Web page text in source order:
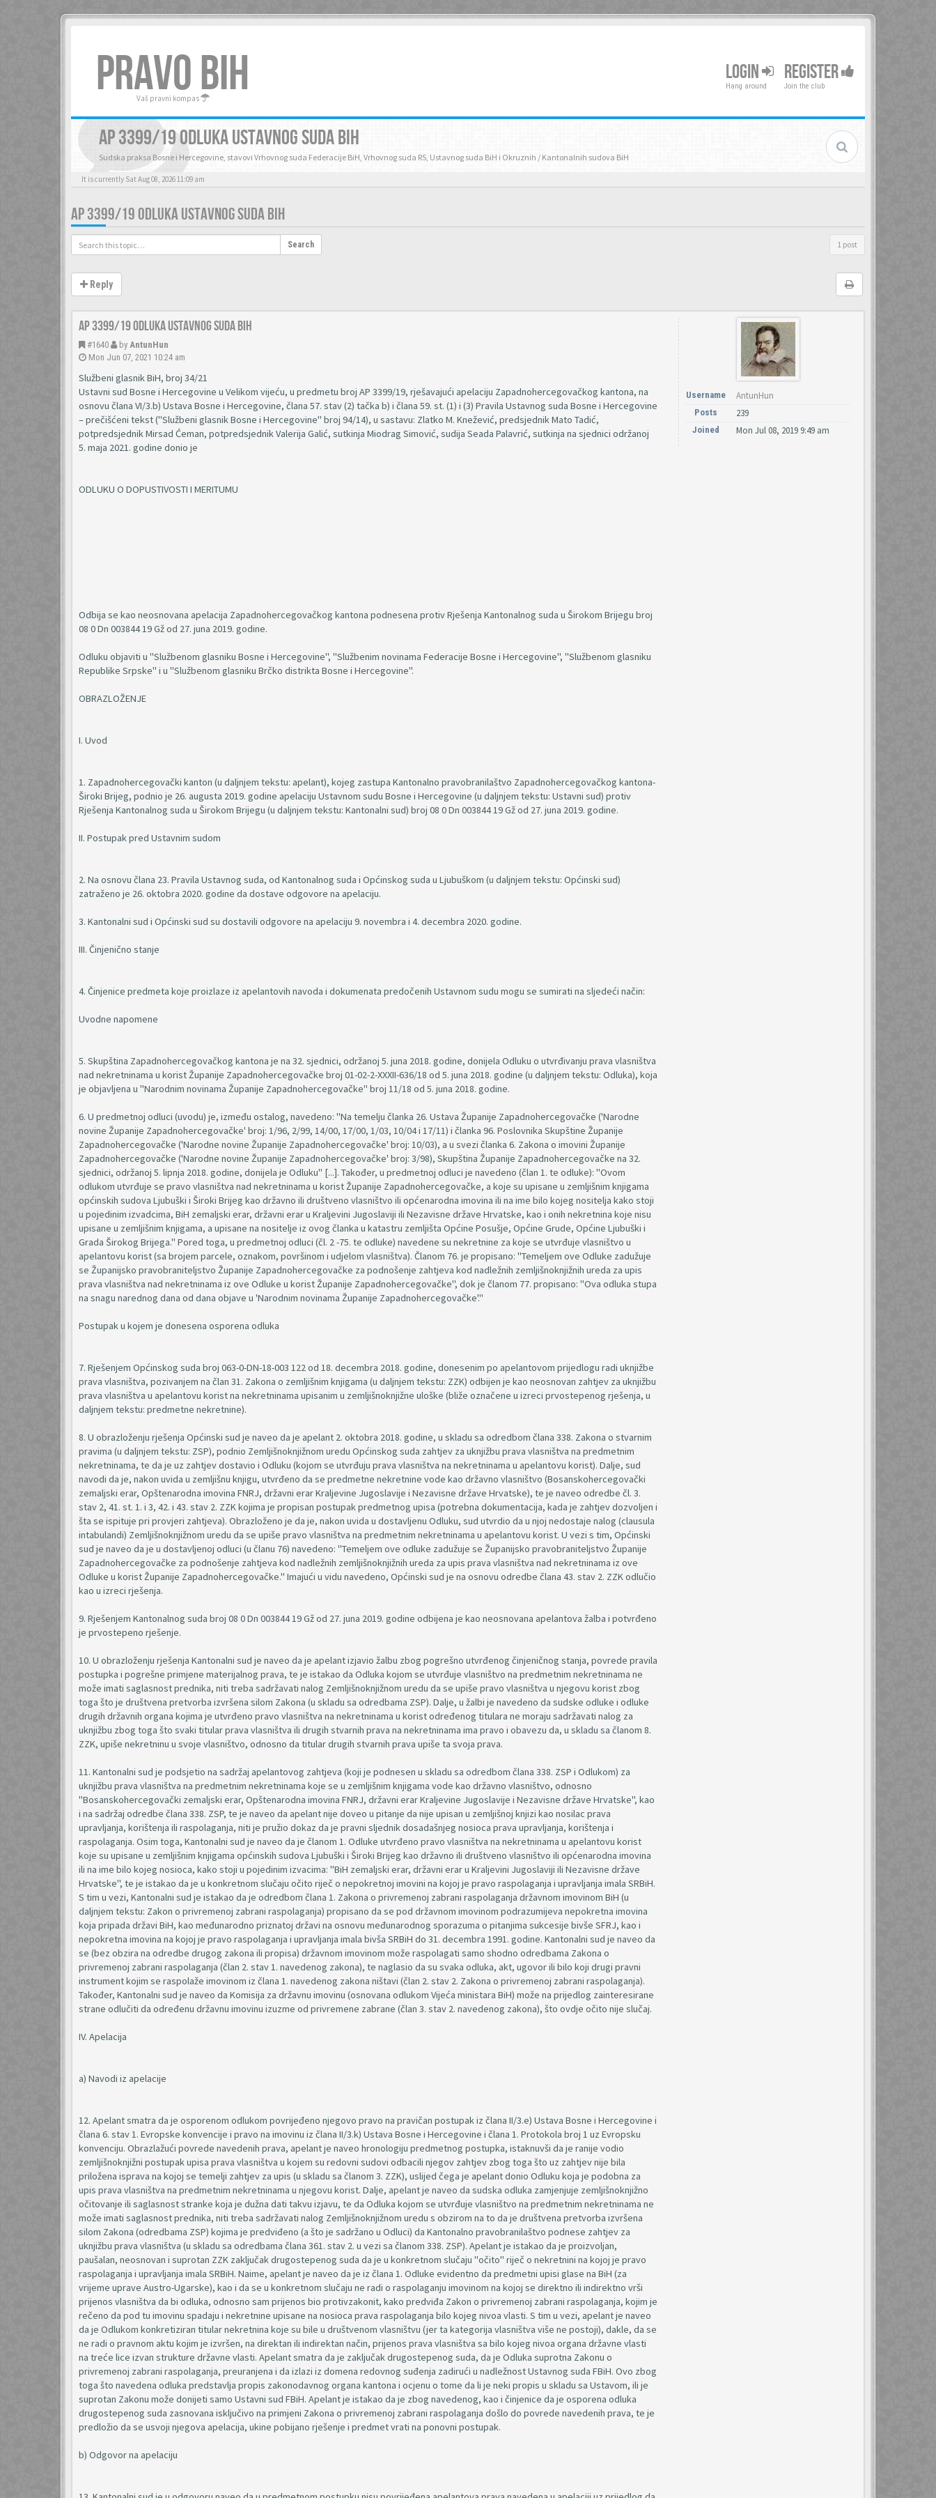
PRAVO BIH
Vaš pravni kompas
LOGIN
Hang around
REGISTER
Join the club
AP 3399/19 ODLUKA USTAVNOG SUDA BIH
Sudska praksa Bosne i Hercegovine, stavovi Vrhovnog suda Federacije BiH, Vrhovnog suda RS, Ustavnog suda BiH i Okruznih / Kantonalnih sudova BiH
It is currently Sat Aug 08, 2026 11:09 am
AP 3399/19 ODLUKA USTAVNOG SUDA BIH
Search 1 post
Reply
AP 3399/19 Odluka Ustavnog suda BiH
#1640 by AntunHun
Mon Jun 07, 2021 10:24 am
Službeni glasnik BiH, broj 34/21
Ustavni sud Bosne i Hercegovine u Velikom vijeću, u predmetu broj AP 3399/19, rješavajući apelaciju Zapadnohercegovačkog kantona, na
osnovu člana VI/3.b) Ustava Bosne i Hercegovine, člana 57. stav (2) tačka b) i člana 59. st. (1) i (3) Pravila Ustavnog suda Bosne i Hercegovine
– prečišćeni tekst ("Službeni glasnik Bosne i Hercegovine" broj 94/14), u sastavu: Zlatko M. Knežević, predsjednik Mato Tadić,
potpredsjednik Mirsad Ćeman, potpredsjednik Valerija Galić, sutkinja Miodrag Simović, sudija Seada Palavrić, sutkinja na sjednici održanoj
5. maja 2021. godine donio je
ODLUKU O DOPUSTIVOSTI I MERITUMU
Odbija se kao neosnovana apelacija Zapadnohercegovačkog kantona podnesena protiv Rješenja Kantonalnog suda u Širokom Brijegu broj
08 0 Dn 003844 19 Gž od 27. juna 2019. godine.
Odluku objaviti u "Službenom glasniku Bosne i Hercegovine", "Službenim novinama Federacije Bosne i Hercegovine", "Službenom glasniku
Republike Srpske" i u "Službenom glasniku Brčko distrikta Bosne i Hercegovine".
OBRAZLOŽENJE
I. Uvod
1. Zapadnohercegovački kanton (u daljnjem tekstu: apelant), kojeg zastupa Kantonalno pravobranilaštvo Zapadnohercegovačkog kantona-
Široki Brijeg, podnio je 26. augusta 2019. godine apelaciju Ustavnom sudu Bosne i Hercegovine (u daljnjem tekstu: Ustavni sud) protiv
Rješenja Kantonalnog suda u Širokom Brijegu (u daljnjem tekstu: Kantonalni sud) broj 08 0 Dn 003844 19 Gž od 27. juna 2019. godine.
II. Postupak pred Ustavnim sudom
2. Na osnovu člana 23. Pravila Ustavnog suda, od Kantonalnog suda i Općinskog suda u Ljubuškom (u daljnjem tekstu: Općinski sud)
zatraženo je 26. oktobra 2020. godine da dostave odgovore na apelaciju.
3. Kantonalni sud i Općinski sud su dostavili odgovore na apelaciju 9. novembra i 4. decembra 2020. godine.
III. Činjenično stanje
4. Činjenice predmeta koje proizlaze iz apelantovih navoda i dokumenata predočenih Ustavnom sudu mogu se sumirati na sljedeći način:
Uvodne napomene
5. Skupština Zapadnohercegovačkog kantona je na 32. sjednici, održanoj 5. juna 2018. godine, donijela Odluku o utvrđivanju prava vlasništva
nad nekretninama u korist Županije Zapadnohercegovačke broj 01-02-2-XXXII-636/18 od 5. juna 2018. godine (u daljnjem tekstu: Odluka), koja
je objavljena u "Narodnim novinama Županije Zapadnohercegovačke" broj 11/18 od 5. juna 2018. godine.
6. U predmetnoj odluci (uvodu) je, između ostalog, navedeno: "Na temelju članka 26. Ustava Županije Zapadnohercegovačke ('Narodne
novine Županije Zapadnohercegovačke' broj: 1/96, 2/99, 14/00, 17/00, 1/03, 10/04 i 17/11) i članka 96. Poslovnika Skupštine Županije
Zapadnohercegovačke ('Narodne novine Županije Zapadnohercegovačke' broj: 10/03), a u svezi članka 6. Zakona o imovini Županije
Zapadnohercegovačke ('Narodne novine Županije Zapadnohercegovačke' broj: 3/98), Skupština Županije Zapadnohercegovačke na 32.
sjednici, održanoj 5. lipnja 2018. godine, donijela je Odluku" [...]. Također, u predmetnoj odluci je navedeno (član 1. te odluke): "Ovom
odlukom utvrđuje se pravo vlasništva nad nekretninama u korist Županije Zapadnohercegovačke, a koje su upisane u zemljišnim knjigama
općinskih sudova Ljubuški i Široki Brijeg kao državno ili društveno vlasništvo ili općenarodna imovina ili na ime bilo kojeg nositelja kako stoji
u pojedinim izvadcima, BiH zemaljski erar, državni erar u Kraljevini Jugoslaviji ili Nezavisne države Hrvatske, kao i onih nekretnina koje nisu
upisane u zemljišnim knjigama, a upisane na nositelje iz ovog članka u katastru zemljišta Općine Posušje, Općine Grude, Općine Ljubuški i
Grada Širokog Brijega." Pored toga, u predmetnoj odluci (čl. 2 -75. te odluke) navedene su nekretnine za koje se utvrđuje vlasništvo u
apelantovu korist (sa brojem parcele, oznakom, površinom i udjelom vlasništva). Članom 76. je propisano: "Temeljem ove Odluke zadužuje
se Županijsko pravobraniteljstvo Županije Zapadnohercegovačke za podnošenje zahtjeva kod nadležnih zemljišnoknjižnih ureda za upis
prava vlasništva nad nekretninama iz ove Odluke u korist Županije Zapadnohercegovačke", dok je članom 77. propisano: "Ova odluka stupa
na snagu narednog dana od dana objave u 'Narodnim novinama Županije Zapadnohercegovačke'."
Postupak u kojem je donesena osporena odluka
7. Rješenjem Općinskog suda broj 063-0-DN-18-003 122 od 18. decembra 2018. godine, donesenim po apelantovom prijedlogu radi uknjižbe
prava vlasništva, pozivanjem na član 31. Zakona o zemljišnim knjigama (u daljnjem tekstu: ZZK) odbijen je kao neosnovan zahtjev za uknjižbu
prava vlasništva u apelantovu korist na nekretninama upisanim u zemljišnoknjižne uloške (bliže označene u izreci prvostepenog rješenja, u
daljnjem tekstu: predmetne nekretnine).
8. U obrazloženju rješenja Općinski sud je naveo da je apelant 2. oktobra 2018. godine, u skladu sa odredbom člana 338. Zakona o stvarnim
pravima (u daljnjem tekstu: ZSP), podnio Zemljišnoknjižnom uredu Općinskog suda zahtjev za uknjižbu prava vlasništva na predmetnim
nekretninama, te da je uz zahtjev dostavio i Odluku (kojom se utvrđuju prava vlasništva na nekretninama u apelantovu korist). Dalje, sud
navodi da je, nakon uvida u zemljišnu knjigu, utvrđeno da se predmetne nekretnine vode kao državno vlasništvo (Bosanskohercegovački
zemaljski erar, Opštenarodna imovina FNRJ, državni erar Kraljevine Jugoslavije i Nezavisne države Hrvatske), te je naveo odredbe čl. 3.
stav 2, 41. st. 1. i 3, 42. i 43. stav 2. ZZK kojima je propisan postupak predmetnog upisa (potrebna dokumentacija, kada je zahtjev dozvoljen i
šta se ispituje pri provjeri zahtjeva). Obrazloženo je da je, nakon uvida u dostavljenu Odluku, sud utvrdio da u njoj nedostaje nalog (clausula
intabulandi) Zemljišnoknjižnom uredu da se upiše pravo vlasništva na predmetnim nekretninama u apelantovu korist. U vezi s tim, Općinski
sud je naveo da je u dostavljenoj odluci (u članu 76) navedeno: "Temeljem ove odluke zadužuje se Županijsko pravobraniteljstvo Županije
Zapadnohercegovačke za podnošenje zahtjeva kod nadležnih zemljišnoknjižnih ureda za upis prava vlasništva nad nekretninama iz ove
Odluke u korist Županije Zapadnohercegovačke." Imajući u vidu navedeno, Općinski sud je na osnovu odredbe člana 43. stav 2. ZZK odlučio
kao u izreci rješenja.
9. Rješenjem Kantonalnog suda broj 08 0 Dn 003844 19 Gž od 27. juna 2019. godine odbijena je kao neosnovana apelantova žalba i potvrđeno
je prvostepeno rješenje.
10. U obrazloženju rješenja Kantonalni sud je naveo da je apelant izjavio žalbu zbog pogrešno utvrđenog činjeničnog stanja, povrede pravila
postupka i pogrešne primjene materijalnog prava, te je istakao da Odluka kojom se utvrđuje vlasništvo na predmetnim nekretninama ne
može imati saglasnost prednika, niti treba sadržavati nalog Zemljišnoknjižnom uredu da se upiše pravo vlasništva u njegovu korist zbog
toga što je društvena pretvorba izvršena silom Zakona (u skladu sa odredbama ZSP). Dalje, u žalbi je navedeno da sudske odluke i odluke
drugih državnih organa kojima je utvrđeno pravo vlasništva na nekretninama u korist određenog titulara ne moraju sadržavati nalog za
uknjižbu zbog toga što svaki titular prava vlasništva ili drugih stvarnih prava na nekretninama ima pravo i obavezu da, u skladu sa članom 8.
ZZK, upiše nekretninu u svoje vlasništvo, odnosno da titular drugih stvarnih prava upiše ta svoja prava.
11. Kantonalni sud je podsjetio na sadržaj apelantovog zahtjeva (koji je podnesen u skladu sa odredbom člana 338. ZSP i Odlukom) za
uknjižbu prava vlasništva na predmetnim nekretninama koje se u zemljišnim knjigama vode kao državno vlasništvo, odnosno
"Bosanskohercegovački zemaljski erar, Opštenarodna imovina FNRJ, državni erar Kraljevine Jugoslavije i Nezavisne države Hrvatske", kao
i na sadržaj odredbe člana 338. ZSP, te je naveo da apelant nije doveo u pitanje da nije upisan u zemljišnoj knjizi kao nosilac prava
upravljanja, korištenja ili raspolaganja, niti je pružio dokaz da je pravni sljednik dosadašnjeg nosioca prava upravljanja, korištenja i
raspolaganja. Osim toga, Kantonalni sud je naveo da je članom 1. Odluke utvrđeno pravo vlasništva na nekretninama u apelantovu korist
koje su upisane u zemljišnim knjigama općinskih sudova Ljubuški i Široki Brijeg kao državno ili društveno vlasništvo ili općenarodna imovina
ili na ime bilo kojeg nosioca, kako stoji u pojedinim izvacima: "BiH zemaljski erar, državni erar u Kraljevini Jugoslaviji ili Nezavisne države
Hrvatske", te je istakao da je u konkretnom slučaju očito riječ o nepokretnoj imovini na kojoj je pravo raspolaganja i upravljanja imala SRBiH.
S tim u vezi, Kantonalni sud je istakao da je odredbom člana 1. Zakona o privremenoj zabrani raspolaganja državnom imovinom BiH (u
daljnjem tekstu: Zakon o privremenoj zabrani raspolaganja) propisano da se pod državnom imovinom podrazumijeva nepokretna imovina
koja pripada državi BiH, kao međunarodno priznatoj državi na osnovu međunarodnog sporazuma o pitanjima sukcesije bivše SFRJ, kao i
nepokretna imovina na kojoj je pravo raspolaganja i upravljanja imala bivša SRBiH do 31. decembra 1991. godine. Kantonalni sud je naveo da
se (bez obzira na odredbe drugog zakona ili propisa) državnom imovinom može raspolagati samo shodno odredbama Zakona o
privremenoj zabrani raspolaganja (član 2. stav 1. navedenog zakona), te naglasio da su svaka odluka, akt, ugovor ili bilo koji drugi pravni
instrument kojim se raspolaže imovinom iz člana 1. navedenog zakona ništavi (član 2. stav 2. Zakona o privremenoj zabrani raspolaganja).
Također, Kantonalni sud je naveo da Komisija za državnu imovinu (osnovana odlukom Vijeća ministara BiH) može na prijedlog zainteresirane
strane odlučiti da određenu državnu imovinu izuzme od privremene zabrane (član 3. stav 2. navedenog zakona), što ovdje očito nije slučaj.
IV. Apelacija
a) Navodi iz apelacije
12. Apelant smatra da je osporenom odlukom povrijeđeno njegovo pravo na pravičan postupak iz člana II/3.e) Ustava Bosne i Hercegovine i
člana 6. stav 1. Evropske konvencije i pravo na imovinu iz člana II/3.k) Ustava Bosne i Hercegovine i člana 1. Protokola broj 1 uz Evropsku
konvenciju. Obrazlažući povrede navedenih prava, apelant je naveo hronologiju predmetnog postupka, istaknuvši da je ranije vodio
zemljišnoknjižni postupak upisa prava vlasništva u kojem su redovni sudovi odbacili njegov zahtjev zbog toga što uz zahtjev nije bila
priložena isprava na kojoj se temelji zahtjev za upis (u skladu sa članom 3. ZZK), uslijed čega je apelant donio Odluku koja je podobna za
upis prava vlasništva na predmetnim nekretninama u njegovu korist. Dalje, apelant je naveo da sudska odluka zamjenjuje zemljišnoknjižno
očitovanje ili saglasnost stranke koja je dužna dati takvu izjavu, te da Odluka kojom se utvrđuje vlasništvo na predmetnim nekretninama ne
može imati saglasnost prednika, niti treba sadržavati nalog Zemljišnoknjižnom uredu s obzirom na to da je društvena pretvorba izvršena
silom Zakona (odredbama ZSP) kojima je predviđeno (a što je sadržano u Odluci) da Kantonalno pravobranilaštvo podnese zahtjev za
uknjižbu prava vlasništva (u skladu sa odredbama člana 361. stav 2. u vezi sa članom 338. ZSP). Apelant je istakao da je proizvoljan,
paušalan, neosnovan i suprotan ZZK zaključak drugostepenog suda da je u konkretnom slučaju "očito" riječ o nekretnini na kojoj je pravo
raspolaganja i upravljanja imala SRBiH. Naime, apelant je naveo da je iz člana 1. Odluke evidentno da predmetni upisi glase na BiH (za
vrijeme uprave Austro-Ugarske), kao i da se u konkretnom slučaju ne radi o raspolaganju imovinom na kojoj se direktno ili indirektno vrši
prijenos vlasništva da bi odluka, odnosno sam prijenos bio protivzakonit, kako predviđa Zakon o privremenoj zabrani raspolaganja, kojim je
rečeno da pod tu imovinu spadaju i nekretnine upisane na nosioca prava raspolaganja bilo kojeg nivoa vlasti. S tim u vezi, apelant je naveo
da je Odlukom konkretiziran titular nekretnina koje su bile u društvenom vlasništvu (jer ta kategorija vlasništva više ne postoji), dakle, da se
ne radi o pravnom aktu kojim je izvršen, na direktan ili indirektan način, prijenos prava vlasništva sa bilo kojeg nivoa organa državne vlasti
na treće lice izvan strukture državne vlasti. Apelant smatra da je zaključak drugostepenog suda, da je Odluka suprotna Zakonu o
privremenoj zabrani raspolaganja, preuranjena i da izlazi iz domena redovnog suđenja zadirući u nadležnost Ustavnog suda FBiH. Ovo zbog
toga što navedena odluka predstavlja propis zakonodavnog organa kantona i ocjenu o tome da li je neki propis u skladu sa Ustavom, ili je
suprotan Zakonu može donijeti samo Ustavni sud FBiH. Apelant je istakao da je zbog navedenog, kao i činjenice da je osporena odluka
drugostepenog suda zasnovana isključivo na primjeni Zakona o privremenoj zabrani raspolaganja došlo do povrede navedenih prava, te je
predložio da se usvoji njegova apelacija, ukine pobijano rješenje i predmet vrati na ponovni postupak.
b) Odgovor na apelaciju
Username AntunHun
Posts 239
Joined Mon Jul 08, 2019 9:49 am